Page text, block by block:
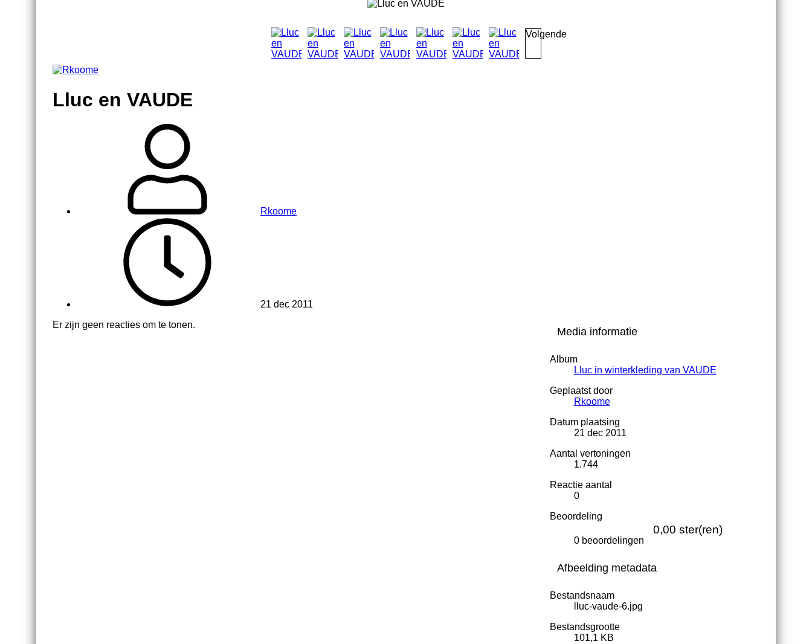
Volgende
Lluc en VAUDE
Rkoome
21 dec 2011
Er zijn geen reacties om te tonen.
Media informatie
Album
Lluc in winterkleding van VAUDE
Geplaatst door
Rkoome
Datum plaatsing
21 dec 2011
Aantal vertoningen
1.744
Reactie aantal
0
Beoordeling
0,00 ster(ren)
0 beoordelingen
Afbeelding metadata
Bestandsnaam
lluc-vaude-6.jpg
Bestandsgrootte
101,1 KB